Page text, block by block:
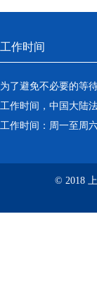
工作时间
为了避免不必要的等
工作时间，中国大陆
工作时间：周一至周
© 2018